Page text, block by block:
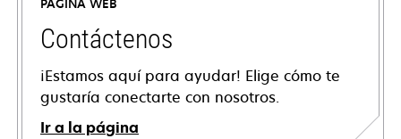
PÁGINA WEB
Contáctenos
¡Estamos aquí para ayudar! Elige cómo te
gustaría conectarte con nosotros.
Ir a la página